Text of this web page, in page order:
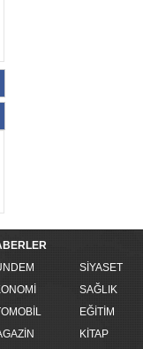
SİYASET
SAĞLIK
EĞİTİM
KİTAP